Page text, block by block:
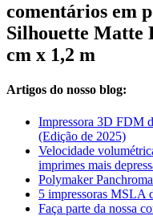
comentários em
Silhouette Matte
cm x 1,2 m
Artigos do nosso blog:
Impressora 3D FDM
(Edição de 2025)
Velocidade
imprimes mais
Polymaker
5 impressoras MSLA
Faça parte da nossa